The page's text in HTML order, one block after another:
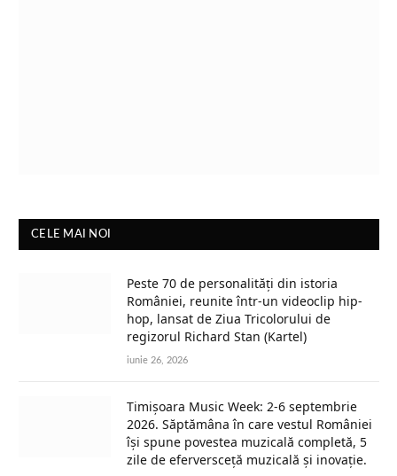
CELE MAI NOI
Peste 70 de personalități din istoria
României, reunite într-un videoclip hip-
hop, lansat de Ziua Tricolorului de
regizorul Richard Stan (Kartel)
iunie 26, 2026
Timișoara Music Week: 2-6 septembrie
2026. Săptămâna în care vestul României
își spune povestea muzicală completă, 5
zile de eferversceță muzicală și inovație.